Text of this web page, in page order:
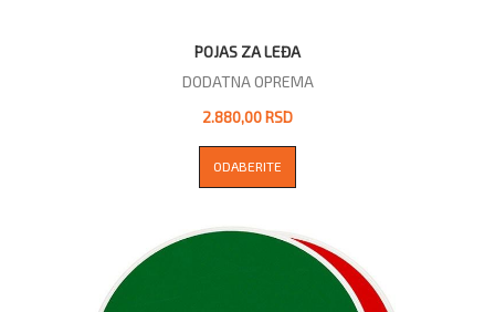
POJAS ZA LEĐA
DODATNA OPREMA
2.880,00 RSD
ODABERITE